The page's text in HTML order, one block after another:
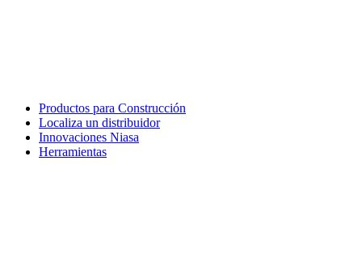
Productos para Construcción
Localiza un distribuidor
Innovaciones Niasa
Herramientas